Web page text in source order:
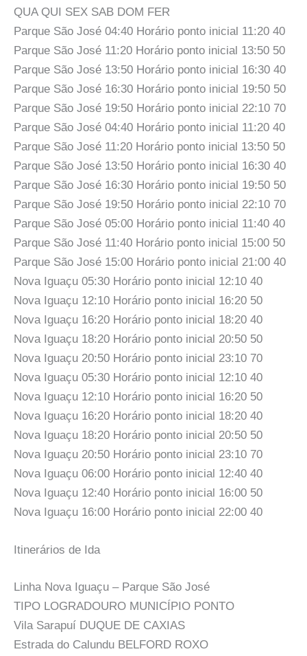
QUA QUI SEX SAB DOM FER
Parque São José 04:40 Horário ponto inicial 11:20 40
Parque São José 11:20 Horário ponto inicial 13:50 50
Parque São José 13:50 Horário ponto inicial 16:30 40
Parque São José 16:30 Horário ponto inicial 19:50 50
Parque São José 19:50 Horário ponto inicial 22:10 70
Parque São José 04:40 Horário ponto inicial 11:20 40
Parque São José 11:20 Horário ponto inicial 13:50 50
Parque São José 13:50 Horário ponto inicial 16:30 40
Parque São José 16:30 Horário ponto inicial 19:50 50
Parque São José 19:50 Horário ponto inicial 22:10 70
Parque São José 05:00 Horário ponto inicial 11:40 40
Parque São José 11:40 Horário ponto inicial 15:00 50
Parque São José 15:00 Horário ponto inicial 21:00 40
Nova Iguaçu 05:30 Horário ponto inicial 12:10 40
Nova Iguaçu 12:10 Horário ponto inicial 16:20 50
Nova Iguaçu 16:20 Horário ponto inicial 18:20 40
Nova Iguaçu 18:20 Horário ponto inicial 20:50 50
Nova Iguaçu 20:50 Horário ponto inicial 23:10 70
Nova Iguaçu 05:30 Horário ponto inicial 12:10 40
Nova Iguaçu 12:10 Horário ponto inicial 16:20 50
Nova Iguaçu 16:20 Horário ponto inicial 18:20 40
Nova Iguaçu 18:20 Horário ponto inicial 20:50 50
Nova Iguaçu 20:50 Horário ponto inicial 23:10 70
Nova Iguaçu 06:00 Horário ponto inicial 12:40 40
Nova Iguaçu 12:40 Horário ponto inicial 16:00 50
Nova Iguaçu 16:00 Horário ponto inicial 22:00 40
Itinerários de Ida
Linha Nova Iguaçu – Parque São José
TIPO LOGRADOURO MUNICÍPIO PONTO
Vila Sarapuí DUQUE DE CAXIAS
Estrada do Calundu BELFORD ROXO